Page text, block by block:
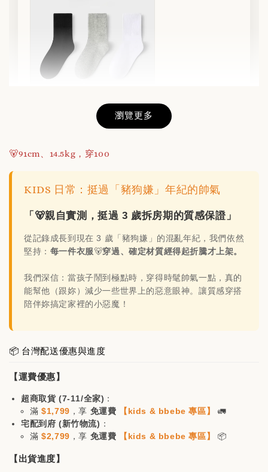
不滑落的羅紋短襪(3色/組)
NT$ 1
加入購物車
瀏覽更多
🐻91cm、14.5kg，穿100
KIDS 日常：挺過「豬狗嫌」年紀的帥氣
「🐻親自實測，挺過 3 歲拆房期的質感保證」
從記錄成長到現在 3 歲「豬狗嫌」的混亂年紀，我們依然
堅持： 每一件衣服🐻穿過、確定材質經得起折騰才上架。
我們深信：當孩子鬧到極點時，穿得時髦帥氣一點，真的
能幫他（跟妳）減少一些世界上的惡意眼神。讓質感穿搭
陪伴妳搞定家裡的小惡魔！
📦 台灣配送優惠與進度
【運費優惠】
超商取貨 (7-11/全家) ：
滿$1,799 ，享 免運費 【kids & bbebe 專區】
🚛
宅配到府 (新竹物流) ：
滿$2,799 ，享 免運費 【kids & bbebe 專區】 📦
【出貨進度】